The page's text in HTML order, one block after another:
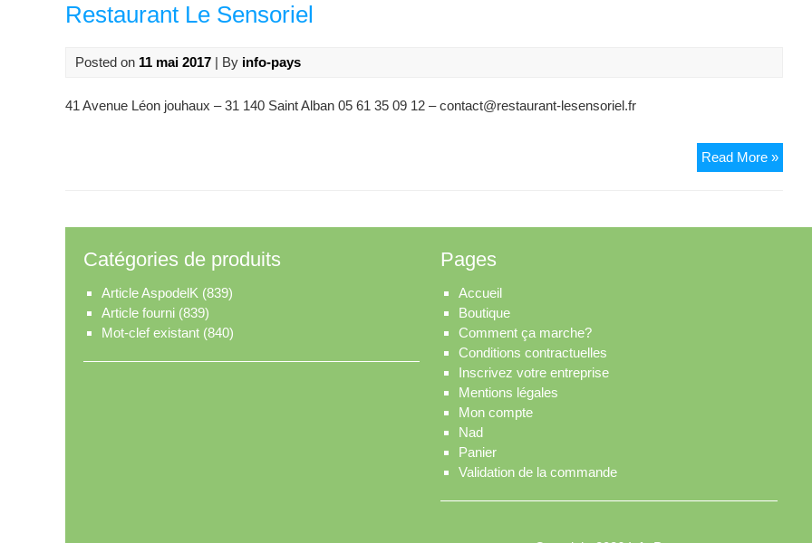
Restaurant Le Sensoriel
Posted on 11 mai 2017 | By info-pays
41 Avenue Léon jouhaux – 31 140 Saint Alban 05 61 35 09 12 – contact@restaurant-lesensoriel.fr
Read More »
Le
Catégories de produits
Article AspodelK (839)
Article fourni (839)
Mot-clef existant (840)
Pages
Accueil
Boutique
Comment ça marche?
Conditions contractuelles
Inscrivez votre entreprise
Mentions légales
Mon compte
Nad
Panier
Validation de la commande